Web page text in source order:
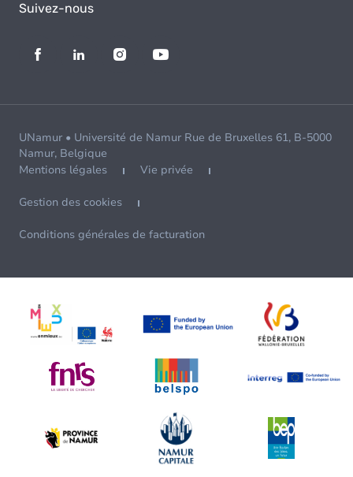
Suivez-nous
UNamur • Université de Namur Rue de Bruxelles 61, B-5000
Namur, Belgique
Mentions légales
Vie privée
Gestion des cookies
Conditions générales de facturation